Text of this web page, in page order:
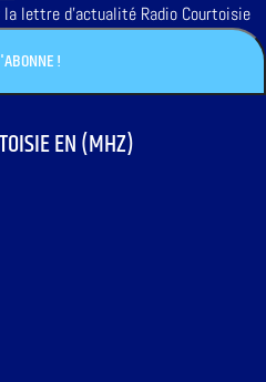
lettre d'actualité Radio Courtoisie
EN (MHZ)